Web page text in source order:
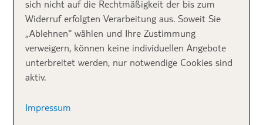
aufs Meer und erlebt am Abend einen spektakulären
Sonnenuntergang. Die kleine Bucht mit Sandstrand
liegt direkt vor beiden Hotels und ist fußläufig schnell
erreichbar, was auf Gran Canaria eher seltener ist.
sich nicht auf die Rechtmäßigkeit der bis zum
Widerruf erfolgten Verarbeitung aus. Soweit Sie
„Ablehnen“ wählen und Ihre Zustimmung
verweigern, können keine individuellen Angebote
unterbreitet werden, nur notwendige Cookies sind
aktiv.
Impressum